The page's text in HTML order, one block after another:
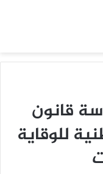
قانون
للوقاية